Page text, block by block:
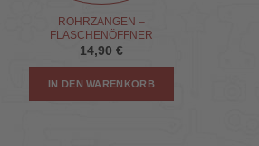
ROHRZANGEN –
FLASCHENÖFFNER
14,90 €
IN DEN WARENKORB